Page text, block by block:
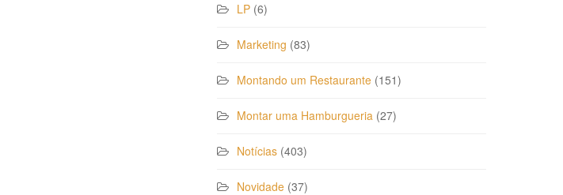
LP (6)
Marketing (83)
Montando um Restaurante (151)
Montar uma Hamburgueria (27)
Notícias (403)
Novidade (37)